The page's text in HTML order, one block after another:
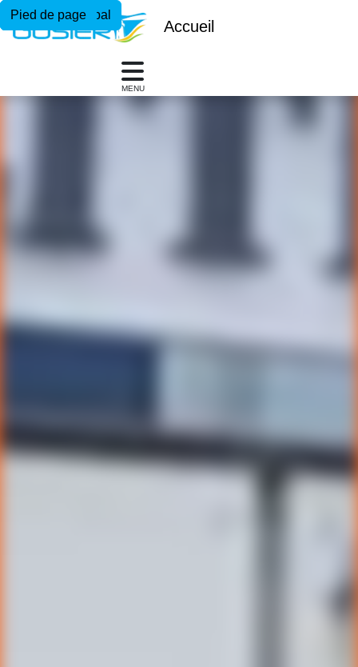
Menu principal
Contenu principal
Pied de page
Accueil
MENU